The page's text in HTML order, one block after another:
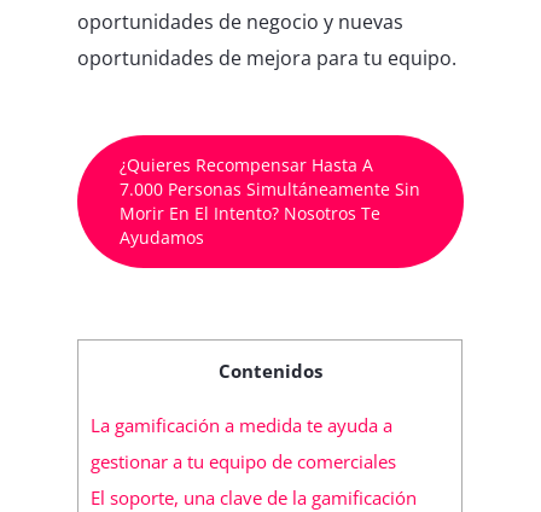
oportunidades de negocio y nuevas
oportunidades de mejora para tu equipo.
¿Quieres Recompensar Hasta A
7.000 Personas Simultáneamente Sin
Morir En El Intento? Nosotros Te
Ayudamos
Contenidos
La gamificación a medida te ayuda a
gestionar a tu equipo de comerciales
El soporte, una clave de la gamificación